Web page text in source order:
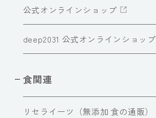
公式オンラインショップ
deep2031 公式オンラインショップ
食関連
リセライーツ（無添加 食の通販）